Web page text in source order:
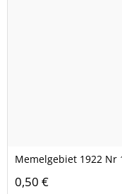
Memelgebiet 1922 Nr
0,50 €